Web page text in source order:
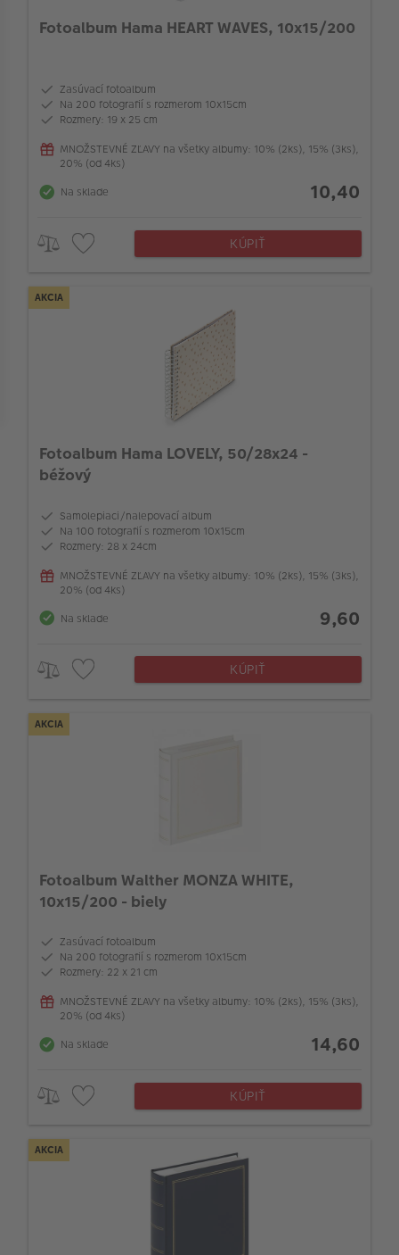
Počet strán albumu
Typ väzby
Fotoalbum Hama HEART WAVES, 10x15/200
Zasúvací fotoalbum
Na 200 fotografií s rozmerom 10x15cm
Rozmery: 19 x 25 cm
MNOŽSTEVNÉ ZĽAVY na všetky albumy: 10% (2ks), 15% (3ks),
20% (od 4ks)
Na sklade
10,40
KÚPIŤ
AKCIA
Fotoalbum Hama LOVELY, 50/28x24 -
béžový
Samolepiaci/nalepovací album
Na 100 fotografií s rozmerom 10x15cm
Rozmery: 28 x 24cm
MNOŽSTEVNÉ ZĽAVY na všetky albumy: 10% (2ks), 15% (3ks),
20% (od 4ks)
Na sklade
9,60
KÚPIŤ
AKCIA
Fotoalbum Walther MONZA WHITE,
10x15/200 - biely
Zasúvací fotoalbum
Na 200 fotografií s rozmerom 10x15cm
Rozmery: 22 x 21 cm
MNOŽSTEVNÉ ZĽAVY na všetky albumy: 10% (2ks), 15% (3ks),
20% (od 4ks)
Na sklade
14,60
KÚPIŤ
AKCIA